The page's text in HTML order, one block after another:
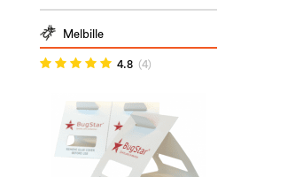
Melbille
4.8 (4)